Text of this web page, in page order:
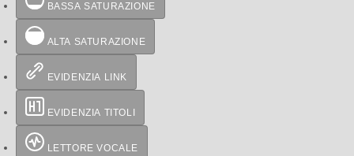
BASSA SATURAZIONE
ALTA SATURAZIONE
EVIDENZIA LINK
EVIDENZIA TITOLI
LETTORE VOCALE